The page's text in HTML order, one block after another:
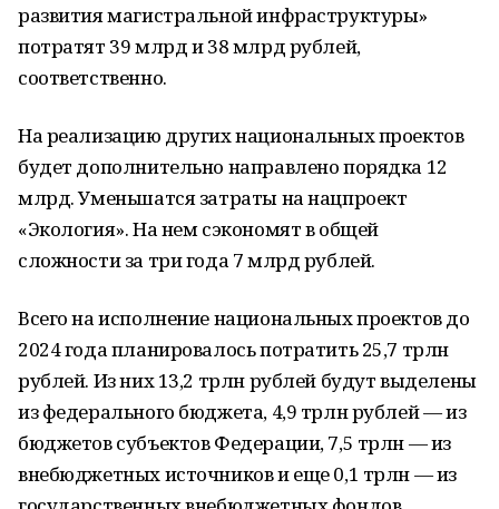
развития магистральной инфраструктуры»
потратят 39 млрд и 38 млрд рублей,
соответственно.
На реализацию других национальных проектов
будет дополнительно направлено порядка 12
млрд. Уменьшатся затраты на нацпроект
«Экология». На нем сэкономят в общей
сложности за три года 7 млрд рублей.
Всего на исполнение национальных проектов до
2024 года планировалось потратить 25,7 трлн
рублей. Из них 13,2 трлн рублей будут выделены
из федерального бюджета, 4,9 трлн рублей — из
бюджетов субъектов Федерации, 7,5 трлн — из
внебюджетных источников и еще 0,1 трлн — из